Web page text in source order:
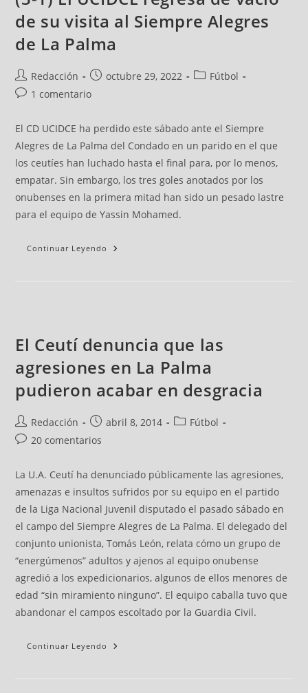
de su visita al Siempre Alegres
de La Palma
Redacción octubre 29, 2022
Fútbol
1 comentario
El CD UCIDCE ha perdido este sábado ante el Siempre
Alegres de La Palma del Condado en un parido en el que
los ceutíes han luchado hasta el final para, por lo menos,
empatar. Sin embargo, los tres goles anotados por los
onubenses en la primera mitad han sido un pesado lastre
para el equipo de Yassin Mohamed.
Continuar Leyendo
El Ceutí denuncia que las
agresiones en La Palma
pudieron acabar en desgracia
Redacción abril 8, 2014
Fútbol
20 comentarios
La U.A. Ceutí ha denunciado públicamente las agresiones,
amenazas e insultos sufridos por su equipo en el partido
de la Liga Nacional Juvenil disputado el pasado sábado en
el campo del Siempre Alegres de La Palma. El delegado del
conjunto unionista, Tomás León, relata cómo un grupo de
“energúmenos” adultos y ajenos al equipo onubense
agredió a los expedicionarios, algunos de ellos menores de
edad “sin miramiento ninguno”. El equipo caballa tuvo que
abandonar el campos escoltado por la Guardia Civil.
Continuar Leyendo